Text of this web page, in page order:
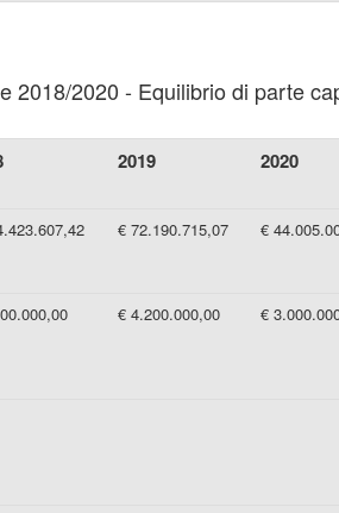
2018/2020 - Equilibrio di parte
2019 2020
€ 72.190.715,07 €
€ 4.200.000,00 €